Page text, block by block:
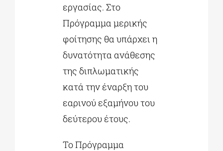
εργασίας. Στο
Πρόγραμμα μερικής
φοίτησης θα υπάρχει η
δυνατότητα ανάθεσης
της διπλωματικής
κατά την έναρξη του
εαρινού εξαμήνου του
δεύτερου έτους.
Το Πρόγραμμα